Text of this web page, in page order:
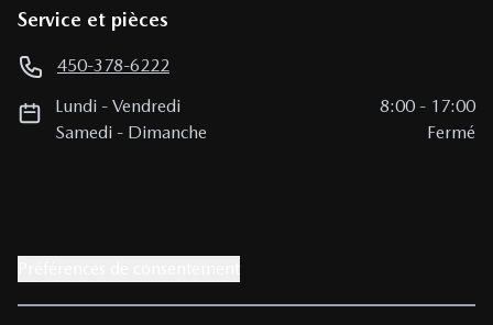
Service et pièces
450-378-6222
Lundi -Vendredi 8:00 - 17:00
Samedi - Dimanche Fermé